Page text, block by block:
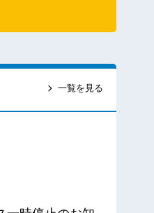
一覧を見る